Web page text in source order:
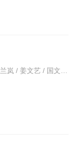
主演：张馨月 / 阎青妤 / 兰岚 / 姜文艺 / 国文学 / 韩三明 / 陈友旺 / 路皓杰 / 张祎伊 / 徐攀